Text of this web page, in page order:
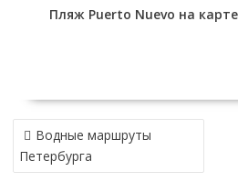
Пляж Puerto Nuevo на
НАВИГАЦИЯ
ПО
ЗАПИСЯМ
Водные маршруты
Петербурга